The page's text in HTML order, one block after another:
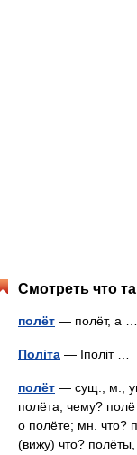
Смотреть что
полёт — полёт, а
Політа — Іполіт …
полёт — сущ., м.,
полёта, чему?
о полёте; мн. что?
(вижу) что?